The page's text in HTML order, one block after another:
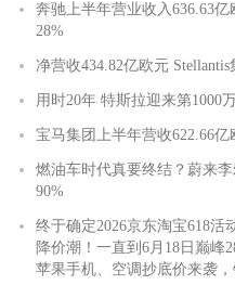
奔驰上半年营业收入636.63
28%
净营收434.82亿欧元
用时20年 特斯拉迎来第1000
宝马集团上半年营收622.66
燃油车时代真要终结？蔚来
90%
终于确定2026京东淘宝618活
降价潮！一直到6月18日巅峰
苹果手机、空调抄底价来袭，